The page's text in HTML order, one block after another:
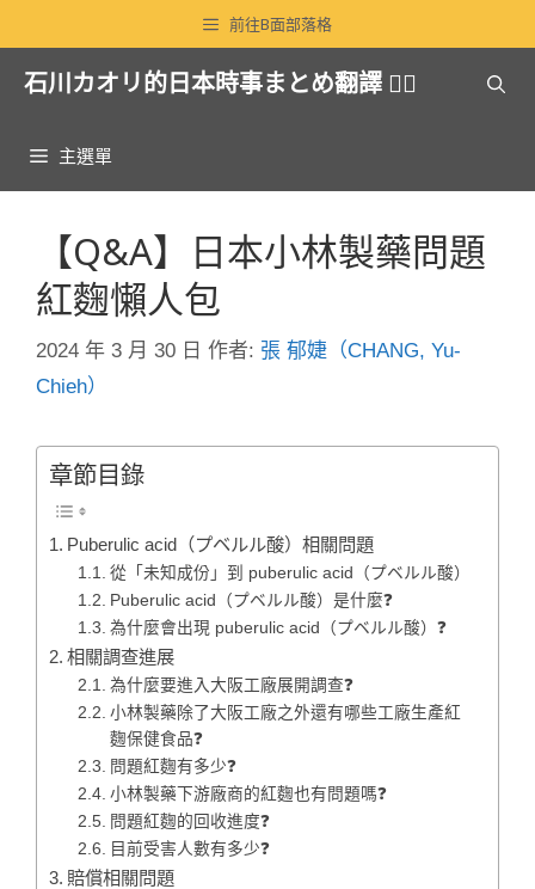
至
前往B面部落格
石川カオリ的日本時事まとめ翻譯 🏳️‍🌈
主選單
【Q&A】日本小林製藥問題
紅麴懶人包
2024 年 3 月 30 日 作者: 張 郁婕（CHANG, Yu-
Chieh）
章節目錄
Puberulic acid（プベルル酸）相關問題
從「未知成份」到 puberulic acid（プベルル酸）
Puberulic acid（プベルル酸）是什麼❓
為什麼會出現 puberulic acid（プベルル酸）❓
相關調查進展
為什麼要進入大阪工廠展開調查❓
小林製藥除了大阪工廠之外還有哪些工廠生產紅
麴保健食品❓
問題紅麴有多少❓
小林製藥下游廠商的紅麴也有問題嗎❓
問題紅麴的回收進度❓
目前受害人數有多少❓
賠償相關問題